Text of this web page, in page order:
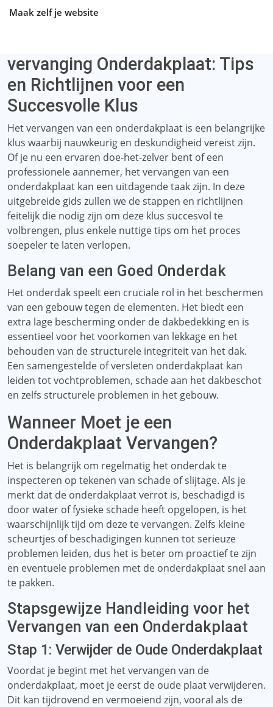
Maak zelf je website
vervanging Onderdakplaat: Tips
en Richtlijnen voor een
Succesvolle Klus
Het vervangen van een onderdakplaat is een belangrijke
klus waarbij nauwkeurig en deskundigheid vereist zijn.
Of je nu een ervaren doe-het-zelver bent of een
professionele aannemer, het vervangen van een
onderdakplaat kan een uitdagende taak zijn. In deze
uitgebreide gids zullen we de stappen en richtlijnen
feitelijk die nodig zijn om deze klus succesvol te
volbrengen, plus enkele nuttige tips om het proces
soepeler te laten verlopen.
Belang van een Goed Onderdak
Het onderdak speelt een cruciale rol in het beschermen
van een gebouw tegen de elementen. Het biedt een
extra lage bescherming onder de dakbedekking en is
essentieel voor het voorkomen van lekkage en het
behouden van de structurele integriteit van het dak.
Een samengestelde of versleten onderdakplaat kan
leiden tot vochtproblemen, schade aan het dakbeschot
en zelfs structurele problemen in het gebouw.
Wanneer Moet je een
Onderdakplaat Vervangen?
Het is belangrijk om regelmatig het onderdak te
inspecteren op tekenen van schade of slijtage. Als je
merkt dat de onderdakplaat verrot is, beschadigd is
door water of fysieke schade heeft opgelopen, is het
waarschijnlijk tijd om deze te vervangen. Zelfs kleine
scheurtjes of beschadigingen kunnen tot serieuze
problemen leiden, dus het is beter om proactief te zijn
en eventuele problemen met de onderdakplaat snel aan
te pakken.
Stapsgewijze Handleiding voor het
Vervangen van een Onderdakplaat
Stap 1: Verwijder de Oude Onderdakplaat
Voordat je begint met het vervangen van de
onderdakplaat, moet je eerst de oude plaat verwijderen.
Dit kan tijdrovend en vermoeiend zijn, vooral als de